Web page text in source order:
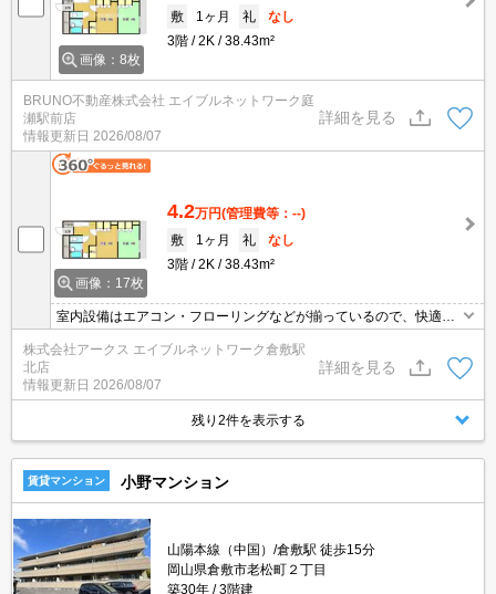
画像：8枚
敷 1ヶ月 礼
なし
3階
2K 38.43m²
BRUNO不動産株式会社 エイブルネットワーク庭
瀬駅前店
情報更新日 2026/08/07
詳細を見る
画像：17枚
4.2万円(管理費等：--)
敷
1ヶ月 礼
なし
3階
2K 38.43m²
室内設備はエアコン・フローリングなどが揃っているので、快適に
過ごしやすいお部屋になります。共用部にはエレベータ・敷地内ご
み置き場など様々な設備やサービスが揃っているので便利です。収
納はシューズボックス・押入などが備え付けられているので、衣類
や日用品の収納に重宝します。パーキングスペース利用料金8800
円。
株式会社アークス エイブルネットワーク倉敷駅
北店
情報更新日 2026/08/07
詳細を見る
残り2件を表示する
賃貸マンション 小野マンション
山陽本線（中国）/倉敷駅 徒歩15分
岡山県倉敷市老松町２丁目
築30年
3階建